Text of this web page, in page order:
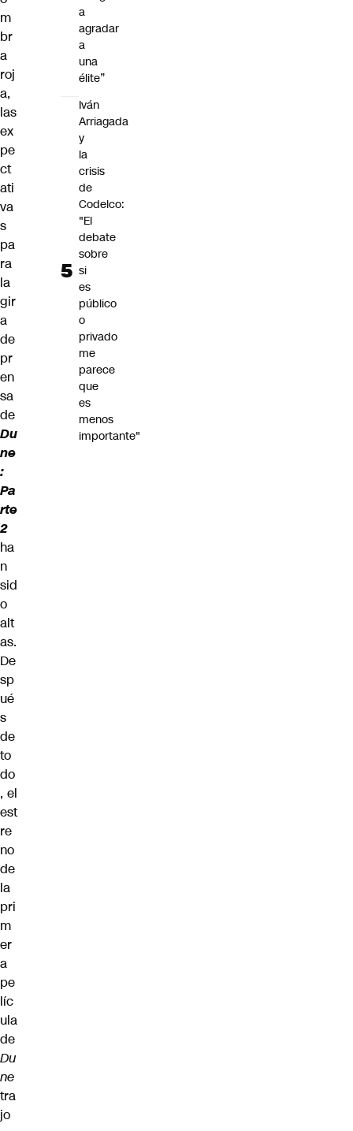
m
br
a
roj
a,
las
ex
pe
ct
ati
va
s
pa
ra
la
gir
a
de
pr
en
sa
de
Du
ne
:
Pa
rte
2
ha
n
sid
o
alt
as.
De
sp
ué
s
de
to
do
, el
est
re
no
de
la
pri
m
er
a
pe
líc
ula
de
Du
ne
tra
jo
a
agradar
a
una
élite”
Iván
Arriagada
y
la
crisis
de
Codelco:
"El
debate
sobre
si
es
público
o
privado
me
parece
que
es
menos
importante"